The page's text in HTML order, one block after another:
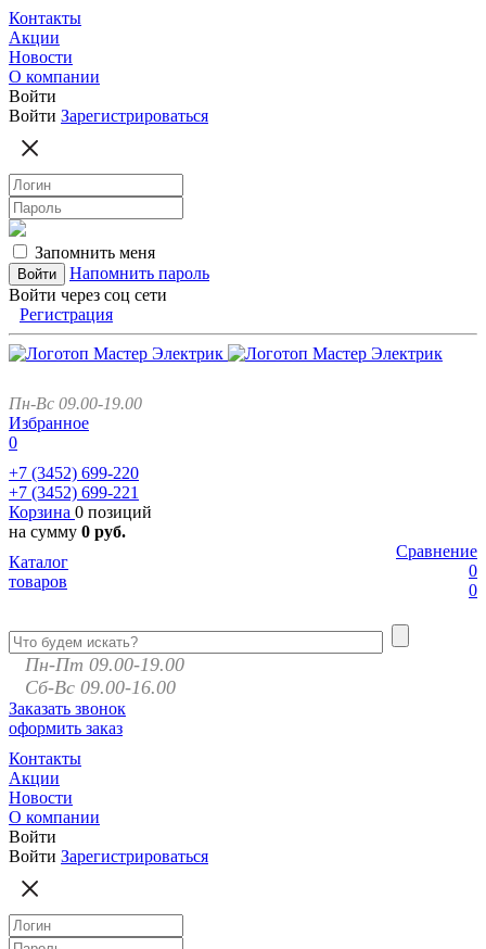
Контакты
Акции
Новости
О компании
Войти
Войти Зарегистрироваться
Запомнить меня
Напомнить пароль
Войти через соц сети
Регистрация
Пн-Вс 09.00-19.00
Избранное
0
+7 (3452) 699-220
+7 (3452) 699-221
Корзина 0 позиций
на сумму 0 руб.
Сравнение
0
0
Каталог
товаров
Пн-Пт 09.00-19.00
Сб-Вс 09.00-16.00
Заказать звонок
оформить заказ
Контакты
Акции
Новости
О компании
Войти
Войти Зарегистрироваться